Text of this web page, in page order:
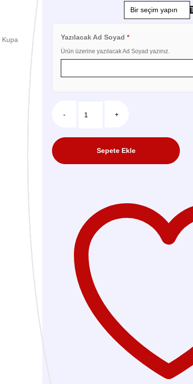
Yazılacak Ad Soyad *
Ürün üzerine yazılacak Ad Soyad yazınız.
- +
Sepete Ekle